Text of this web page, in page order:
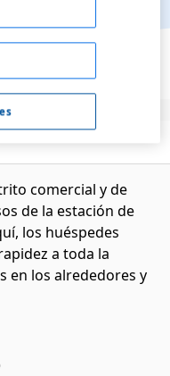
comercial y de
de la estación de
los huéspedes
a toda la
en los alrededores y